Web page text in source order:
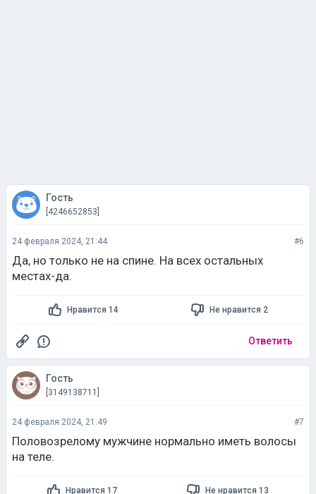
Гость
[4246652853]
24 февраля 2024, 21:44 #6
Да, но только не на спине. На всех остальных
местах-да.
Нравится 14 Не нравится 2
Ответить
Гость
[3149138711]
24 февраля 2024, 21:49 #7
Половозрелому мужчине нормально иметь волосы
на теле.
Нравится 17 Не нравится 13